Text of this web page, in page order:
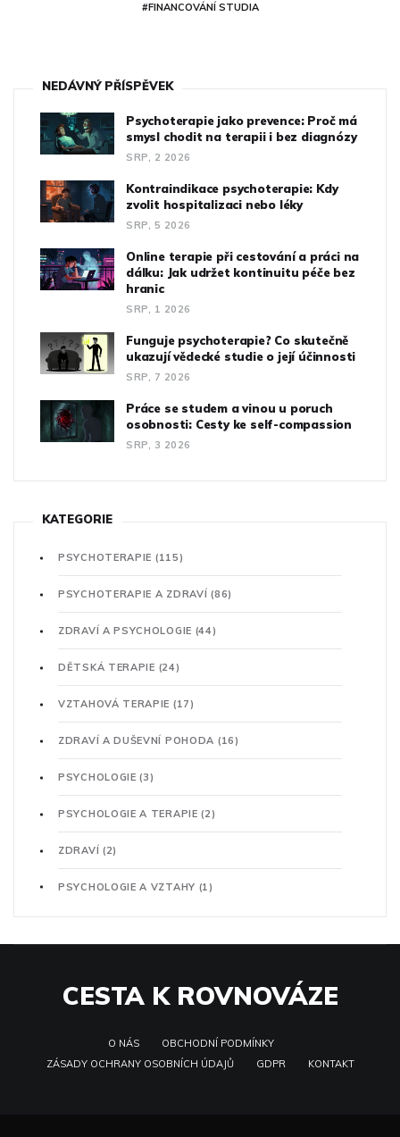
#FINANCOVÁNÍ STUDIA
NEDÁVNÝ PŘÍSPĚVEK
Psychoterapie jako prevence: Proč má
smysl chodit na terapii i bez diagnózy
SRP, 2 2026
Kontraindikace psychoterapie: Kdy
zvolit hospitalizaci nebo léky
SRP, 5 2026
Online terapie při cestování a práci na
dálku: Jak udržet kontinuitu péče bez
hranic
SRP, 1 2026
Funguje psychoterapie? Co skutečně
ukazují vědecké studie o její účinnosti
SRP, 7 2026
Práce se studem a vinou u poruch
osobnosti: Cesty ke self-compassion
SRP, 3 2026
KATEGORIE
PSYCHOTERAPIE (115)
PSYCHOTERAPIE A ZDRAVÍ(86)
ZDRAVÍ A PSYCHOLOGIE (44)
DĚTSKÁ TERAPIE (24)
VZTAHOVÁ TERAPIE (17)
ZDRAVÍ A DUŠEVNÍ POHODA (16)
PSYCHOLOGIE(3)
PSYCHOLOGIE A TERAPIE(2)
ZDRAVÍ (2)
PSYCHOLOGIE A VZTAHY (1)
CESTA K ROVNOVÁZE
O NÁS
OBCHODNÍ PODMÍNKY
ZÁSADY OCHRANY OSOBNÍCH ÚDAJŮ
GDPR KONTAKT